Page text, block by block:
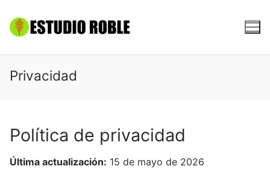
contenido
Privacidad
Política de privacidad
Última actualización: 15 de mayo de 2026